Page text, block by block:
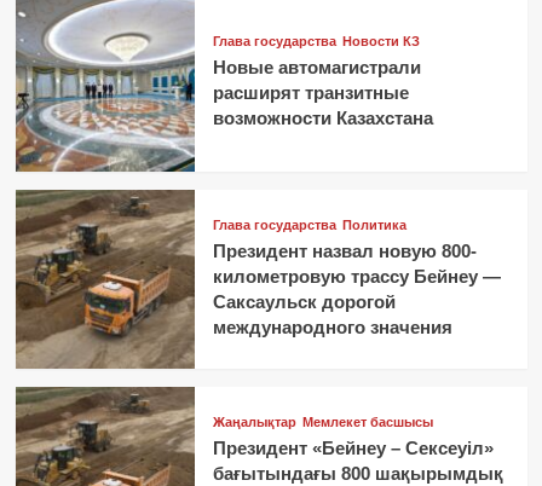
Глава государства Новости КЗ
Новые автомагистрали
расширят транзитные
возможности Казахстана
Глава государства Политика
Президент назвал новую 800-
километровую трассу Бейнеу —
Саксаульск дорогой
международного значения
Жаңалықтар Мемлекет басшысы
Президент «Бейнеу – Сексеуіл»
бағытындағы 800 шақырымдық